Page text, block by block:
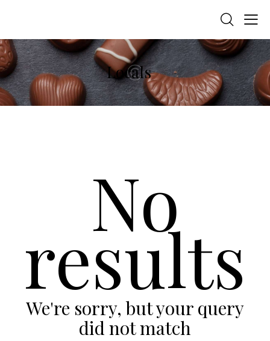
Locals
No
results
We're sorry, but your query
did not match